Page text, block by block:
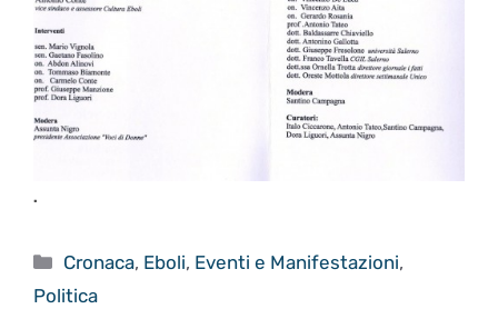
.
Categorie
Cronaca, Eboli, Eventi e Manifestazioni,
Politica